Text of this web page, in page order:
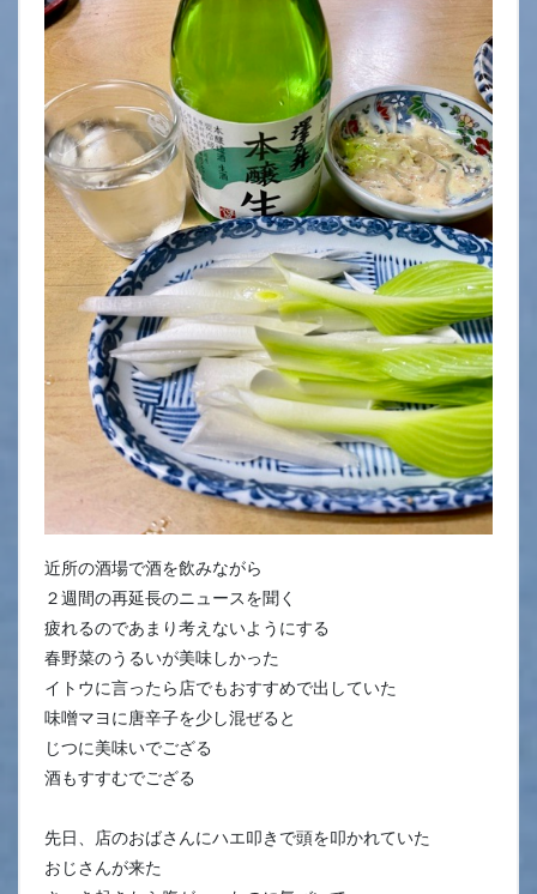
近所の酒場で酒を飲みながら
２週間の再延長のニュースを聞く
疲れるのであまり考えないようにする
春野菜のうるいが美味しかった
イトウに言ったら店でもおすすめで出していた
味噌マヨに唐辛子を少し混ぜると
じつに美味いでござる
酒もすすむでござる
先日、店のおばさんにハエ叩きで頭を叩かれていた
おじさんが来た